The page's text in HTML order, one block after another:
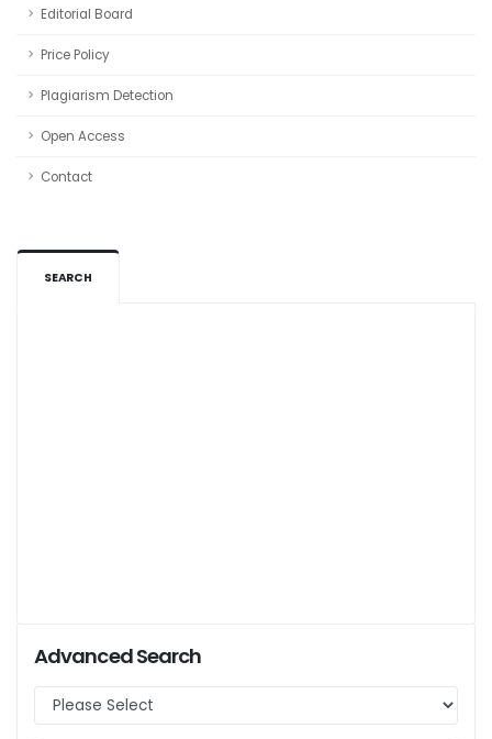
Editorial Board
Price Policy
Plagiarism Detection
Open Access
Contact
SEARCH
Advanced Search